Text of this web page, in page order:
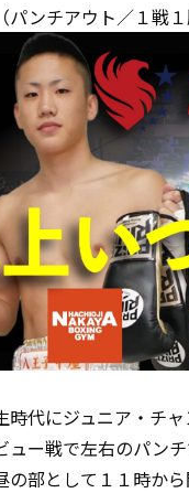
パンチアウト／１戦１
時代にジュニア・チ
ュー戦で左右のパン
の部として１１時から